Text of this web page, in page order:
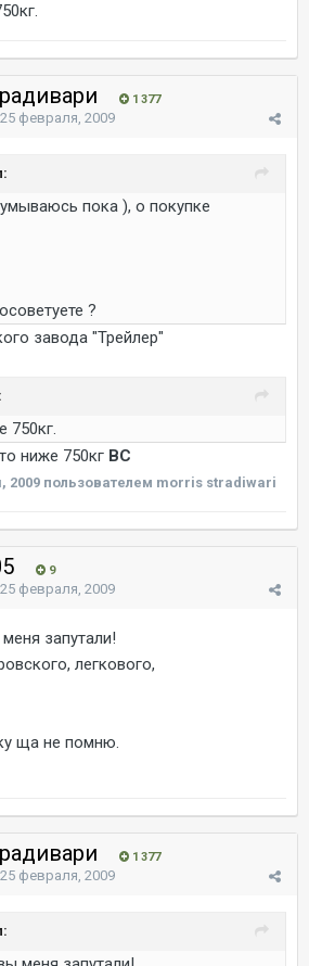
1 377
25 февраля, 2009
пока ), о покупке
?
завода "Трейлер"
750кг.
ниже 750кг ВС
2009 пользователем morris stradiwari
9
25 февраля, 2009
запутали!
легкового,
ща не помню.
1 377
25 февраля, 2009